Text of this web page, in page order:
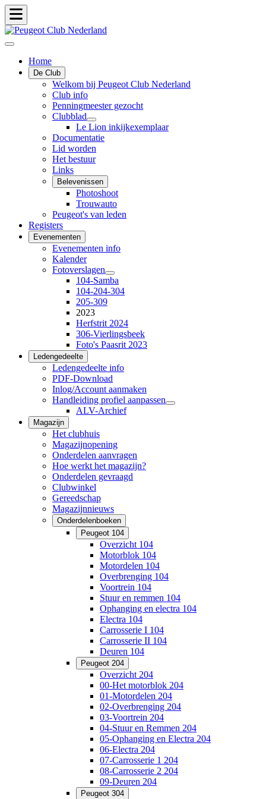
Home
De Club
Welkom bij Peugeot Club Nederland
Club info
Penningmeester gezocht
Clubblad
Le Lion inkijkexemplaar
Documentatie
Lid worden
Het bestuur
Links
Belevenissen
Photoshoot
Trouwauto
Peugeot's van leden
Registers
Evenementen
Evenementen info
Kalender
Fotoverslagen
104-Samba
104-204-304
205-309
2023
Herfstrit 2024
306-Vierlingsbeek
Foto's Paasrit 2023
Ledengedeelte
Ledengedeelte info
PDF-Download
Inlog/Account aanmaken
Handleiding profiel aanpassen
ALV-Archief
Magazijn
Het clubhuis
Magazijnopening
Onderdelen aanvragen
Hoe werkt het magazijn?
Onderdelen gevraagd
Clubwinkel
Gereedschap
Magazijnnieuws
Onderdelenboeken
Peugeot 104
Overzicht 104
Motorblok 104
Motordelen 104
Overbrenging 104
Voortrein 104
Stuur en remmen 104
Ophanging en electra 104
Electra 104
Carrosserie I 104
Carrosserie II 104
Deuren 104
Peugeot 204
Overzicht 204
00-Het motorblok 204
01-Motordelen 204
02-Overbrenging 204
03-Voortrein 204
04-Stuur en Remmen 204
05-Ophanging en Electra 204
06-Electra 204
07-Carrosserie 1 204
08-Carrosserie 2 204
09-Deuren 204
Peugeot 304